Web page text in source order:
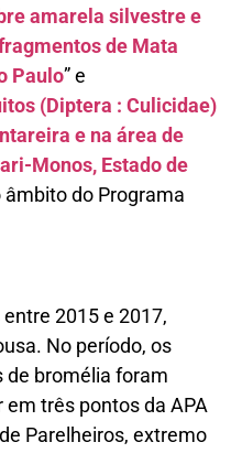
amarela silvestre e
de Mata
Paulo” e
(Diptera : Culicidae)
e na área de
Monos, Estado de
âmbito do Programa
2015 e 2017,
No período, os
de bromélia foram
três pontos da APA
Parelheiros, extremo